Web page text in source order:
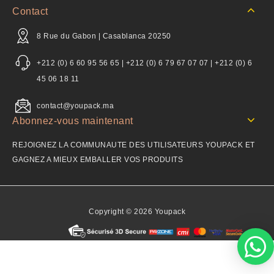
Contact
8 Rue du Gabon | Casablanca 20250
+212 (0) 6 60 95 56 65 | +212 (0) 6 79 67 07 07 | +212 (0) 6
45 06 18 11
contact@youpack.ma
Abonnez-vous maintenant
REJOIGNEZ LA COMMUNAUTE DES UTILISATEURS YOUPACK ET
GAGNEZ A MIEUX EMBALLER VOS PRODUITS
Copyright © 2026 Youpack